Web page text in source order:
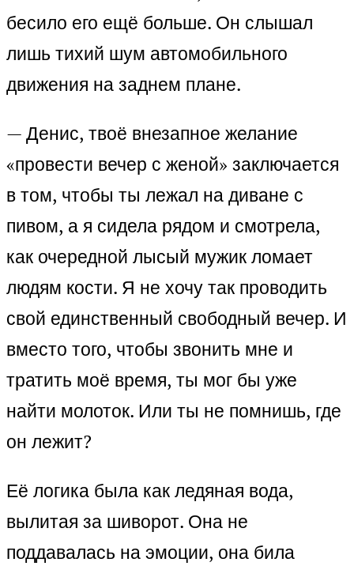
бесило его ещё больше. Он слышал
лишь тихий шум автомобильного
движения на заднем плане.
— Денис, твоё внезапное желание
«провести вечер с женой» заключается
в том, чтобы ты лежал на диване с
пивом, а я сидела рядом и смотрела,
как очередной лысый мужик ломает
людям кости. Я не хочу так проводить
свой единственный свободный вечер. И
вместо того, чтобы звонить мне и
тратить моё время, ты мог бы уже
найти молоток. Или ты не помнишь, где
он лежит?
Её логика была как ледяная вода,
вылитая за шиворот. Она не
поддавалась на эмоции, она била